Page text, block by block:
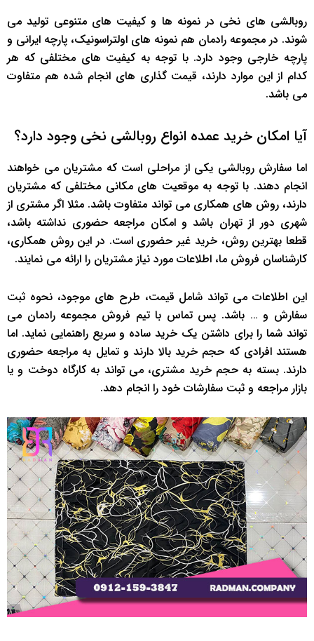
روبالشی های نخی در نمونه ها و کیفیت های متنوعی تولید می
شوند. در مجموعه رادمان هم نمونه های اولتراسونیک، پارچه ایرانی و
پارچه خارجی وجود دارد. با توجه به کیفیت های مختلفی که هر
کدام از این موارد دارند، قیمت گذاری های انجام شده هم متفاوت
می باشد.
آیا امکان خرید عمده انواع روبالشی نخی وجود دارد؟
اما سفارش روبالشی یکی از مراحلی است که مشتریان می خواهند
انجام دهند. با توجه به موقعیت های مکانی مختلفی که مشتریان
دارند، روش های همکاری می تواند متفاوت باشد. مثلا اگر مشتری از
شهری دور از تهران باشد و امکان مراجعه حضوری نداشته باشد،
قطعا بهترین روش، خرید غیر حضوری است. در این روش همکاری،
کارشناسان فروش ما، اطلاعات مورد نیاز مشتریان را ارائه می نمایند.
این اطلاعات می تواند شامل قیمت، طرح های موجود، نحوه ثبت
سفارش و … باشد. پس تماس با تیم فروش مجموعه رادمان می
تواند شما را برای داشتن یک خرید ساده و سریع راهنمایی نماید. اما
هستند افرادی که حجم خرید بالا دارند و تمایل به مراجعه حضوری
دارند. بسته به حجم خرید مشتری، می تواند به کارگاه دوخت و یا
بازار مراجعه و ثبت سفارشات خود را انجام دهد.